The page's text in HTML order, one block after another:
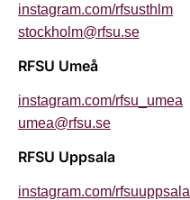
instagram.com/rfsusthlm
stockholm@rfsu.se
RFSU Umeå
instagram.com/rfsu_umea
umea@rfsu.se
RFSU Uppsala
instagram.com/rfsuuppsala